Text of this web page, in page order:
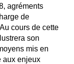
agréments
de
cours de cette
son
mis en
aux enjeux